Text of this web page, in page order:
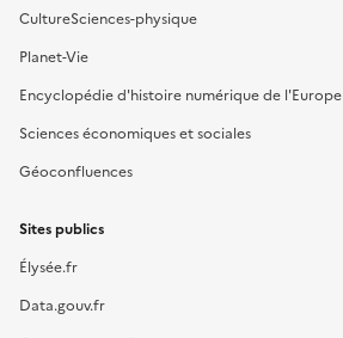
CultureSciences-physique
Planet-Vie
Encyclopédie d'histoire numérique de l'Europe
Sciences économiques et sociales
Géoconfluences
Sites publics
Élysée.fr
Data.gouv.fr